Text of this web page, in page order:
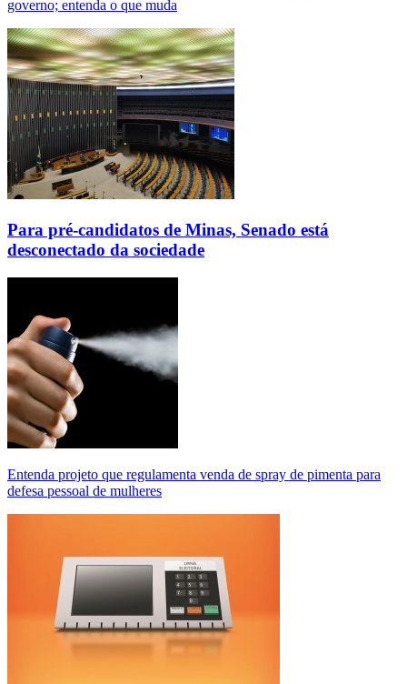
governo; entenda o que muda
Para pré-candidatos de Minas, Senado está
desconectado da sociedade
Entenda projeto que regulamenta venda de spray de pimenta para
defesa pessoal de mulheres